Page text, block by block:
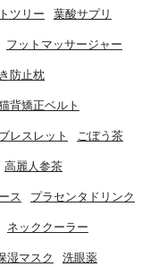
ツリー 葉酸サプリ
フットマッサージャー
防止枕
背矯正ベルト
レスレット ごぼう茶
高麗人参茶
ス プラセンタドリンク
ネッククーラー
湿マスク 洗眼薬